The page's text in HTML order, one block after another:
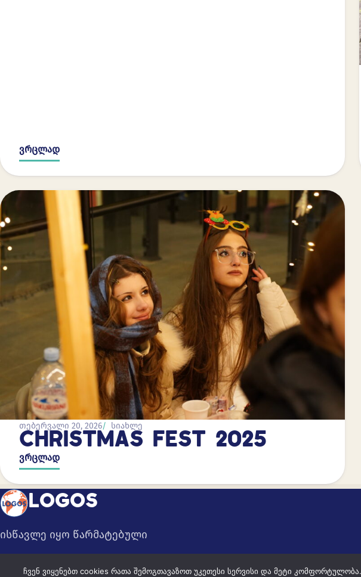
ვრცლად
თებერვალი 20, 2026 სიახლე
CHRISTMAS FEST 2025
ვრცლად
LOGOS
ისწავლე იყო წარმატებული
ჩვენ ვიყენებთ cookies რათა შემოგთავაზოთ უკეთესი სერვისი და მეტი